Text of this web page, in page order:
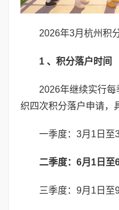
2026年3月杭州积
1 、积分落户时间
2026年继续实行每
织四次积分落户申请，
一季度：3月1日至
二季度：6月1日至
三季度：9月1日至